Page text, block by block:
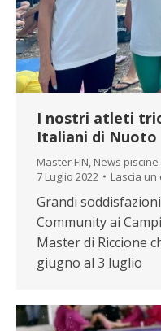
I nostri atleti
Italiani di Nuoto
Master FIN News piscine
7 Luglio 2022
Lascia un
Grandi
Community ai
Master di Riccione
giugno al 3 luglio